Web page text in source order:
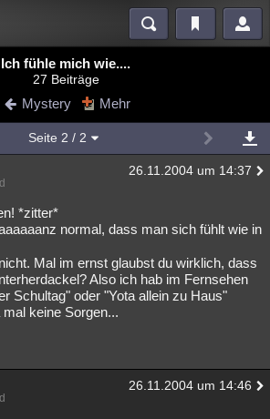
Blogs
Mystery Kriminalfälle
Orte Esoterik Literatur
Allmystery English
Ich fühle mich wie....
27 Beiträge
Mystery Mehr
Seite 2 / 2
26.11.2004 um 14:37
*zitter*
normal, dass man sich fühlt wie in
Mal im ernst glaubst du wirklich, dass
Also ich hab im Fernsehen
Schultag" oder "Yota allein zu Haus"
keine Sorgen...
26.11.2004 um 14:46